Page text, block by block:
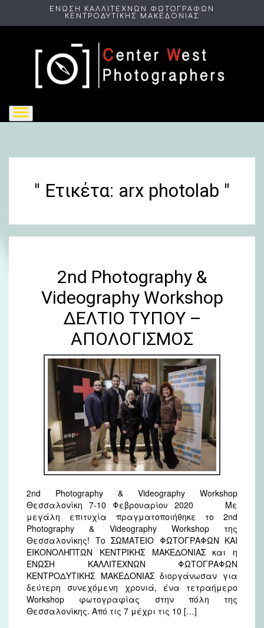
ΕΝΩΣΗ ΚΑΛΛΙΤΕΧΝΩΝ ΦΩΤΟΓΡΑΦΩΝ
ΚΕΝΤΡΟΔΥΤΙΚΗΣ ΜΑΚΕΔΟΝΙΑΣ
" Ετικέτα: arx photolab "
2nd Photography &
Videography Workshop
ΔΕΛΤΙΟ ΤΥΠΟΥ –
ΑΠΟΛΟΓΙΣΜΟΣ
2nd Photography & Videography Workshop
Θεσσαλονίκη 7-10 Φεβρουαρίου 2020 Με
μεγάλη επιτυχία πραγματοποιήθηκε το 2nd
Photography & Videography Workshop της
Θεσσαλονίκης! Το ΣΩΜΑΤΕΙΟ ΦΩΤΟΓΡΑΦΩΝ ΚΑΙ
ΕΙΚΟΝΟΛΗΠΤΩΝ ΚΕΝΤΡΙΚΗΣ ΜΑΚΕΔΟΝΙΑΣ και η
ΕΝΩΣΗ ΚΑΛΛΙΤΕΧΝΩΝ ΦΩΤΟΓΡΑΦΩΝ
ΚΕΝΤΡΟΔΥΤΙΚΗΣ ΜΑΚΕΔΟΝΙΑΣ διοργάνωσαν για
δεύτερη συνεχόμενη χρονιά, ένα τετραήμερο
Workshop φωτογραφίας στην πόλη της
Θεσσαλονίκης. Από τις 7 μέχρι τις 10 […]